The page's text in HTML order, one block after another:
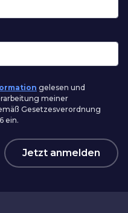
gelesen und
meiner
Gesetzesverordnung
ein.
Jetzt anmelden